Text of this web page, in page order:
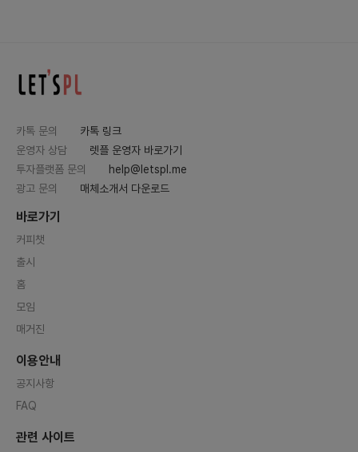
카톡 문의
카톡 링크
운영자 상담
렛플 운영자 바로가기
투자플랫폼 문의
help@letspl.me
광고 문의
매체소개서 다운로드
바로가기
커피챗
출시
홈
모임
매거진
이용안내
공지사항
FAQ
관련 사이트